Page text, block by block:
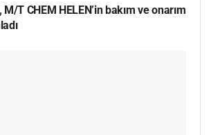
T CHEM HELEN’in bakım ve onarım